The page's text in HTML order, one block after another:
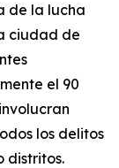
de la lucha
ciudad de
el 90
los delitos
distritos.